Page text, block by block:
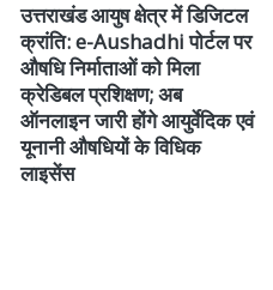
उत्तराखंड आयुष क्षेत्र में डिजिटल
क्रांति: e-Aushadhi पोर्टल पर
औषधि निर्माताओं को मिला
क्रेडिबल प्रशिक्षण; अब
ऑनलाइन जारी होंगे आयुर्वेदिक एवं
यूनानी औषधियों के विधिक
लाइसेंस